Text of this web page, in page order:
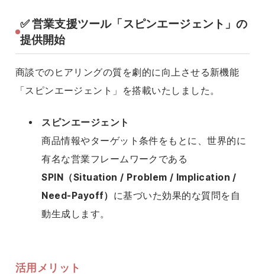
✅ 営業支援ツール「スピンエージェント」の
提供開始
商談でのヒアリングの質を劇的に向上させる新機能
「スピンエージェント」を搭載いたしました。
スピンエージェント
商品情報やターゲット条件をもとに、世界的に
有名な営業フレームワークである
SPIN（Situation / Problem / Implication /
Need-Payoff） に基づいた効果的な質問を自
動生成します。
活用メリット